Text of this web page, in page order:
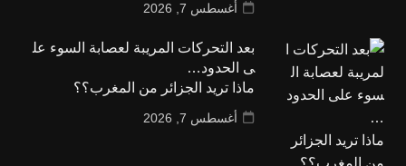
أغسطس 7, 2026
بعد التحركات المريبة لعصابة السوء عل
ى الحدود…
ماذا تريد الجزائر من المغرب؟؟
أغسطس 7, 2026